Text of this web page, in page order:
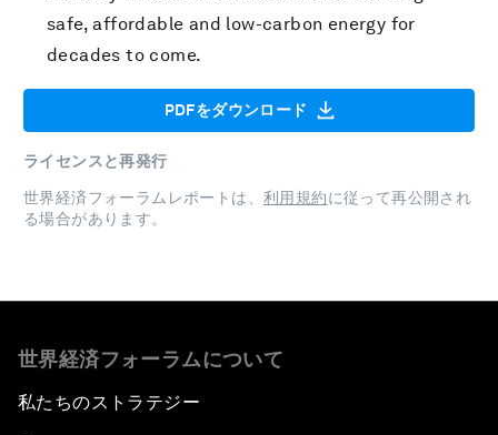
safe, affordable and low-carbon energy for
decades to come.
PDFをダウンロード
ライセンスと再発行
世界経済フォーラムレポートは、 利用規約に従って再公開され
る場合があります。
世界経済フォーラムについて
私たちのストラテジー